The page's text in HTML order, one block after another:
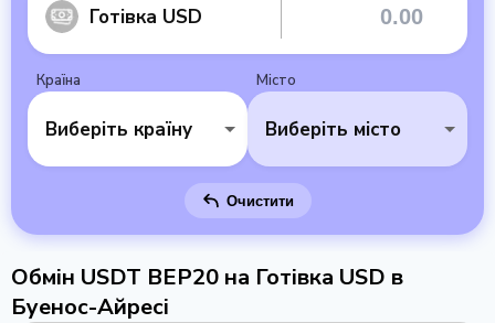
Готівка USD
Країна
Виберіть країну
Місто
Виберіть місто
Очистити
Обмін USDT BEP20 на Готівка USD в
Буенос-Айресі